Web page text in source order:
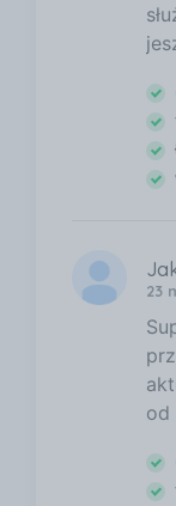
23
od